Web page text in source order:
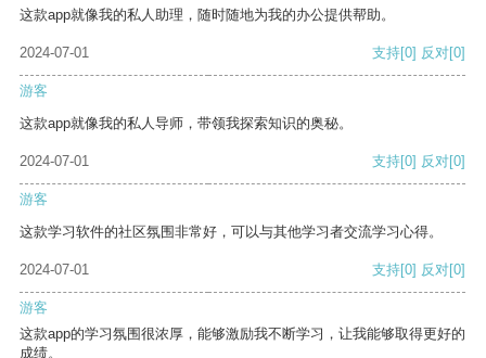
这款app就像我的私人助理，随时随地为我的办公提供帮助。
2024-07-01 支持[0] 反对[0]
游客
这款app就像我的私人导师，带领我探索知识的奥秘。
2024-07-01 支持[0] 反对[0]
游客
这款学习软件的社区氛围非常好，可以与其他学习者交流学习心得。
2024-07-01 支持[0] 反对[0]
游客
这款app的学习氛围很浓厚，能够激励我不断学习，让我能够取得更好的
成绩。